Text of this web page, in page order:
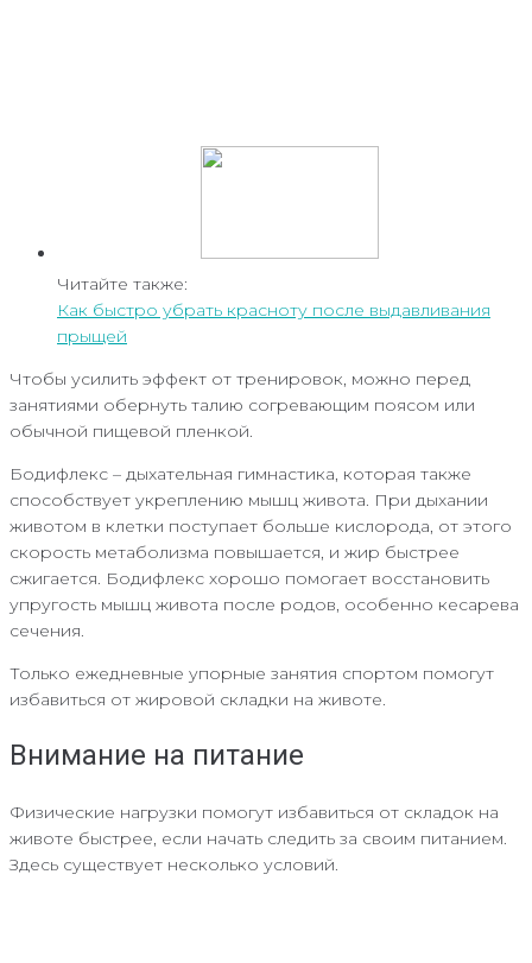
Читайте также:
Как быстро убрать красноту после выдавливания
прыщей
Чтобы усилить эффект от тренировок, можно перед
занятиями обернуть талию согревающим поясом или
обычной пищевой пленкой.
Бодифлекс – дыхательная гимнастика, которая также
способствует укреплению мышц живота. При дыхании
животом в клетки поступает больше кислорода, от этого
скорость метаболизма повышается, и жир быстрее
сжигается. Бодифлекс хорошо помогает восстановить
упругость мышц живота после родов, особенно кесарева
сечения.
Только ежедневные упорные занятия спортом помогут
избавиться от жировой складки на животе.
Внимание на питание
Физические нагрузки помогут избавиться от складок на
животе быстрее, если начать следить за своим питанием.
Здесь существует несколько условий.